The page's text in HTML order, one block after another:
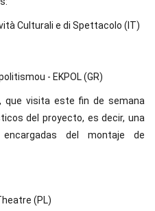
Culturali e di Spettacolo (IT)
- EKPOL (GR)
que visita este fin de semana
del proyecto, es decir, una
del montaje de
(PL)